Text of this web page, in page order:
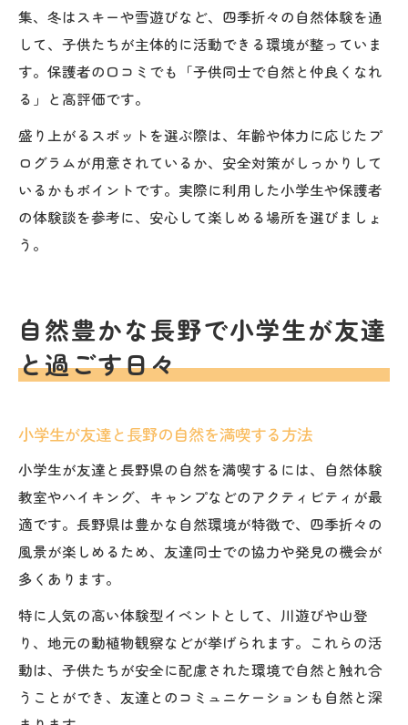
集、冬はスキーや雪遊びなど、四季折々の自然体験を通
して、子供たちが主体的に活動できる環境が整っていま
す。保護者の口コミでも「子供同士で自然と仲良くなれ
る」と高評価です。
盛り上がるスポットを選ぶ際は、年齢や体力に応じたプ
ログラムが用意されているか、安全対策がしっかりして
いるかもポイントです。実際に利用した小学生や保護者
の体験談を参考に、安心して楽しめる場所を選びましょ
う。
自然豊かな長野で小学生が友達
と過ごす日々
小学生が友達と長野の自然を満喫する方法
小学生が友達と長野県の自然を満喫するには、自然体験
教室やハイキング、キャンプなどのアクティビティが最
適です。長野県は豊かな自然環境が特徴で、四季折々の
風景が楽しめるため、友達同士での協力や発見の機会が
多くあります。
特に人気の高い体験型イベントとして、川遊びや山登
り、地元の動植物観察などが挙げられます。これらの活
動は、子供たちが安全に配慮された環境で自然と触れ合
うことができ、友達とのコミュニケーションも自然と深